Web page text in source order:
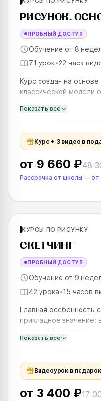
SKILLS UP
РИСУНОК.
ПРОБНЫЙ ДОСТУП
Обучение от 8
71 урок•22 часа
Курс создан на
классической модели
востребованных
анимация и
Показать все
Курс + 3 видео в
от 9 660 ₽48
Рассрочка от школы — от
SKILLS UP
КУРСЫ ПО РИСУНКУ
СКЕТЧИНГ
ПРОБНЫЙ ДОСТУП
Обучение от 9
42 урока•15 часов
Главная особенность
прикладное значение:
связанной с
создаются скетчи.
стиль проекта,
Показать все
Видеоурок в подарок
от 3 400 ₽17